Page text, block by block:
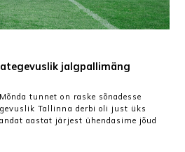
jalgpallimäng
Mõnda tunnet on raske sõnadesse
Tallinna derbi oli just üks
aastat järjest ühendasime jõud